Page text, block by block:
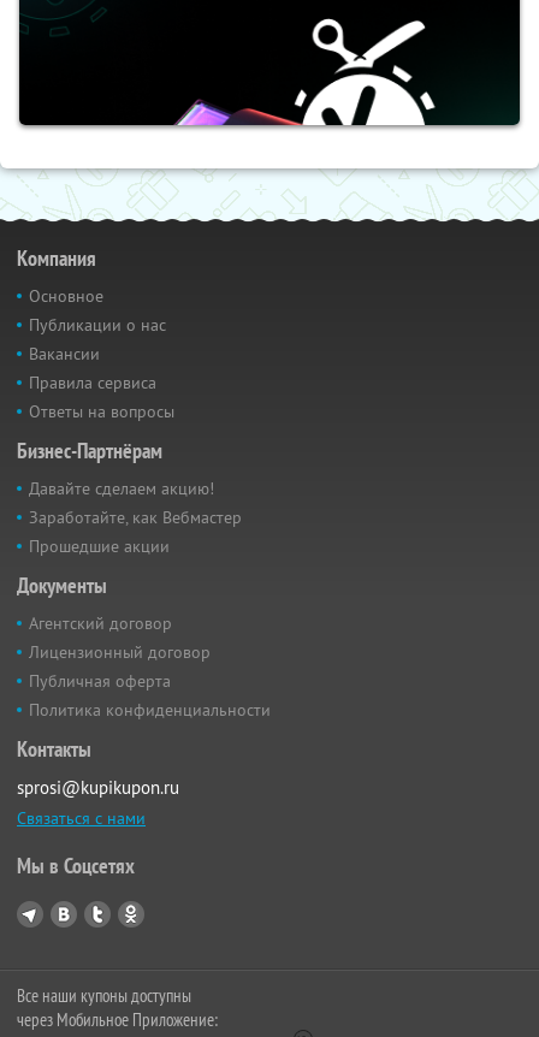
Компания
Основное
Публикации о нас
Вакансии
Правила сервиса
Ответы на вопросы
Бизнес-Партнёрам
Давайте сделаем акцию!
Заработайте, как Вебмастер
Прошедшие акции
Документы
Агентский договор
Лицензионный договор
Публичная оферта
Политика конфиденциальности
Контакты
sprosi@kupikupon.ru
Связаться с нами
Мы в Соцсетях
Все наши купоны доступны
через Мобильное Приложение: